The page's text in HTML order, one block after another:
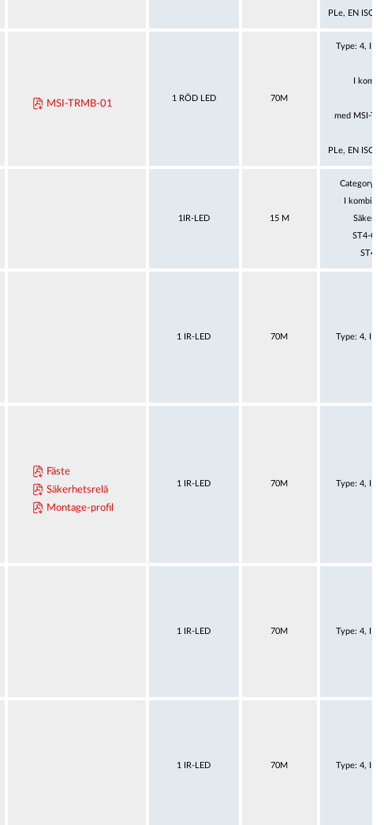
PLe, EN ISO
MSI-TRMB-01
1 RÖD LED 70M
Type: 4,
I
med MSI-
PLe, EN ISO
1IR-LED 15 M
Category 4
I
ST4-
ST4-
1 IR-LED 70M Type: 4,
Fäste
Säkerhetsrelä
Montage-profil
1 IR-LED 70M Type: 4,
1 IR-LED 70M Type: 4,
1 IR-LED 70M Type: 4,